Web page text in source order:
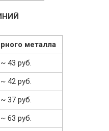
металла
~ 43 руб.
~ 42 руб.
~ 37 руб.
~ 63 руб.